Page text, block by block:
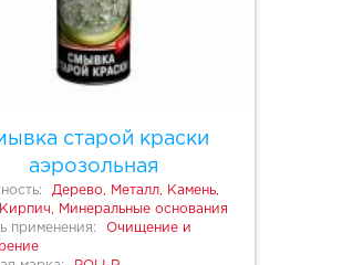
старой краски
аэрозольная
Дерево, Металл, Камень,
Минеральные основания
применения:
Очищение и